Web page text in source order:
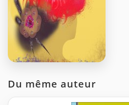
Du même auteur